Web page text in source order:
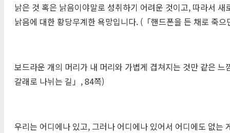
낡은 것 혹은 낡음이야말로 성취하기 어려운 것이고, 따라서
낡음에 대한 황당무계한 욕망입니다. (「핸드폰을 든 채로 죽
보드라운 개의 머리가 내 머리와 가볍게 겹쳐지는 것만 같은
갈래로 나뉘는 길」, 84쪽)
우리는 어디에나 있고, 그러나 어디에나 있어서 어디에도 없